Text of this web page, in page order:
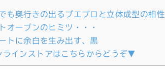
も奥行きの出るプエブロと立体成型の相性
オープンのヒミツ・・・
トに余白を生み出す、黒
インストアはこちらからどうぞ▼